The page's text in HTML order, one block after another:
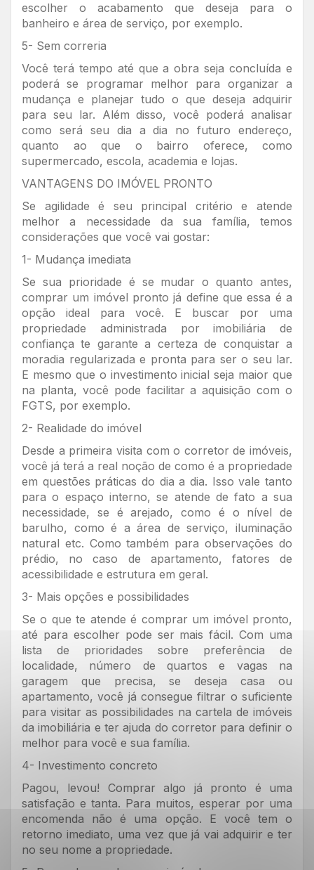
escolher o acabamento que deseja para o
banheiro e área de serviço, por exemplo.
5- Sem correria
Você terá tempo até que a obra seja concluída e
poderá se programar melhor para organizar a
mudança e planejar tudo o que deseja adquirir
para seu lar. Além disso, você poderá analisar
como será seu dia a dia no futuro endereço,
quanto ao que o bairro oferece, como
supermercado, escola, academia e lojas.
VANTAGENS DO IMÓVEL PRONTO
Se agilidade é seu principal critério e atende
melhor a necessidade da sua família, temos
considerações que você vai gostar:
1- Mudança imediata
Se sua prioridade é se mudar o quanto antes,
comprar um imóvel pronto já define que essa é a
opção ideal para você. E buscar por uma
propriedade administrada por imobiliária de
confiança te garante a certeza de conquistar a
moradia regularizada e pronta para ser o seu lar.
E mesmo que o investimento inicial seja maior que
na planta, você pode facilitar a aquisição com o
FGTS, por exemplo.
2- Realidade do imóvel
Desde a primeira visita com o corretor de imóveis,
você já terá a real noção de como é a propriedade
em questões práticas do dia a dia. Isso vale tanto
para o espaço interno, se atende de fato a sua
necessidade, se é arejado, como é o nível de
barulho, como é a área de serviço, iluminação
natural etc. Como também para observações do
prédio, no caso de apartamento, fatores de
acessibilidade e estrutura em geral.
3- Mais opções e possibilidades
Se o que te atende é comprar um imóvel pronto,
até para escolher pode ser mais fácil. Com uma
lista de prioridades sobre preferência de
localidade, número de quartos e vagas na
garagem que precisa, se deseja casa ou
apartamento, você já consegue filtrar o suficiente
para visitar as possibilidades na cartela de imóveis
da imobiliária e ter ajuda do corretor para definir o
melhor para você e sua família.
4- Investimento concreto
Pagou, levou! Comprar algo já pronto é uma
satisfação e tanta. Para muitos, esperar por uma
encomenda não é uma opção. E você tem o
retorno imediato, uma vez que já vai adquirir e ter
no seu nome a propriedade.